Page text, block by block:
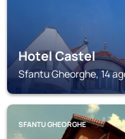
Hotel Castel
Sfantu Gheorghe, 14
SFANTU GHEORGHE